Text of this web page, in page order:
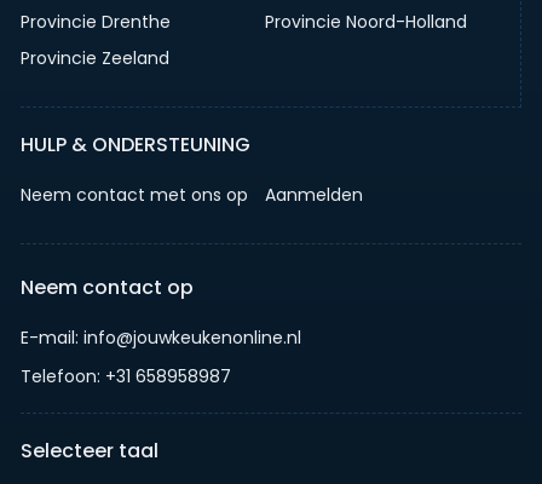
Provincie Drenthe
Provincie Noord-Holland
Provincie Zeeland
HULP & ONDERSTEUNING
Neem contact met ons op Aanmelden
Neem contact op
E-mail: info@jouwkeukenonline.nl
Telefoon: +31 658958987
Selecteer taal